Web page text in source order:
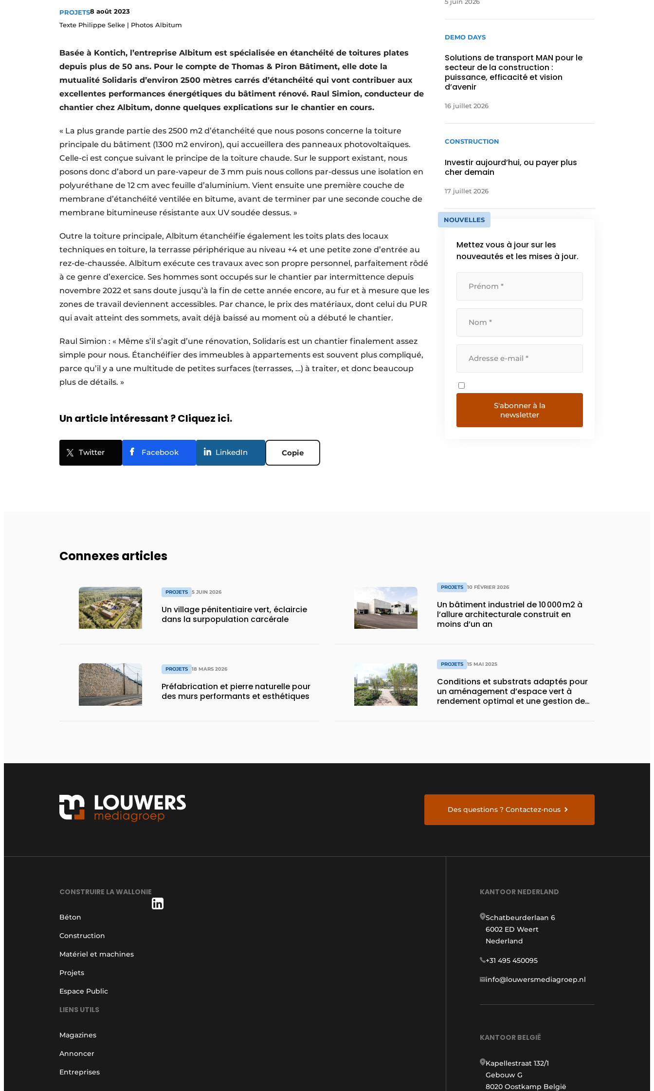
Termes et conditions
Video’s
PROJETS8 août 2023
Texte Philippe Selke | Photos Albitum
Basée à Kontich, l’entreprise Albitum est spécialisée en étanchéité de toitures plates
depuis plus de 50 ans. Pour le compte de Thomas & Piron Bâtiment, elle dote la
mutualité Solidaris d’environ 2500 mètres carrés d’étanchéité qui vont contribuer aux
excellentes performances énergétiques du bâtiment rénové. Raul Simion, conducteur de
chantier chez Albitum, donne quelques explications sur le chantier en cours.
« La plus grande partie des 2500 m2 d’étanchéité que nous posons concerne la toiture
principale du bâtiment (1300 m2 environ), qui accueillera des panneaux photovoltaïques.
Celle-ci est conçue suivant le principe de la toiture chaude. Sur le support existant, nous
posons donc d’abord un pare-vapeur de 3 mm puis nous collons par-dessus une isolation en
polyuréthane de 12 cm avec feuille d’aluminium. Vient ensuite une première couche de
membrane d’étanchéité ventilée en bitume, avant de terminer par une seconde couche de
membrane bitumineuse résistante aux UV soudée dessus. »
Outre la toiture principale, Albitum étanchéifie également les toits plats des locaux
techniques en toiture, la terrasse périphérique au niveau +4 et une petite zone d’entrée au
rez-de-chaussée. Albitum exécute ces travaux avec son propre personnel, parfaitement rôdé
à ce genre d’exercice. Ses hommes sont occupés sur le chantier par intermittence depuis
novembre 2022 et sans doute jusqu’à la fin de cette année encore, au fur et à mesure que les
zones de travail deviennent accessibles. Par chance, le prix des matériaux, dont celui du PUR
qui avait atteint des sommets, avait déjà baissé au moment où a débuté le chantier.
Raul Simion : « Même s’il s’agit d’une rénovation, Solidaris est un chantier finalement assez
simple pour nous. Étanchéifier des immeubles à apparte­ments est souvent plus compliqué,
parce qu’il y a une multitude de petites surfaces (terrasses, …) à traiter, et donc beaucoup
plus de détails. »
Un article intéressant ? Cliquez ici.
Twitter Facebook LinkedIn Copie
DEMO DAYS
Solutions de transport MAN pour le
secteur de la construction :
puissance, efficacité et vision
d’avenir
16 juillet 2026
CONSTRUCTION
Investir aujourd’hui, ou payer plus
cher demain
17 juillet 2026
NOUVELLES
Mettez vous à jour sur les
nouveautés et les mises à jour.
S'abonner à la
newsletter
Connexes articles
PROJETS 5 JUIN 2026
Un village pénitentiaire vert, éclaircie
dans la surpopulation carcérale
PROJETS 18 MARS 2026
Préfabrication et pierre naturelle pour
des murs performants et esthétiques
PROJETS 10 FÉVRIER 2026
Un bâtiment industriel de 10 000 m2 à
l’allure architecturale construit en
moins d’un an
PROJETS 15 MAI 2025
Conditions et substrats adaptés pour
un aménagement d’espace vert à
rendement optimal et une gestion de
Des questions ? Contactez-nous
CONSTRUIRE LA WALLONIE
Béton
Construction
Matériel et machines
Projets
Espace Public
LIENS UTILS
Magazines
Annoncer
Entreprises
KANTOOR NEDERLAND
Schatbeurderlaan 6
6002 ED Weert
Nederland
+31 495 450095
info@louwersmediagroep.nl
KANTOOR BELGIË
Kapellestraat 132/1
Gebouw G
8020 Oostkamp België